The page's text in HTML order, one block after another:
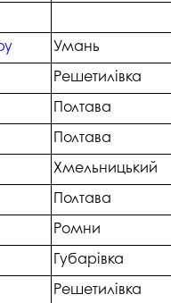
Умань
Решетилівка
Полтава
Полтава
Хмельницький
Полтава
Ромни
Губарівка
Решетилівка